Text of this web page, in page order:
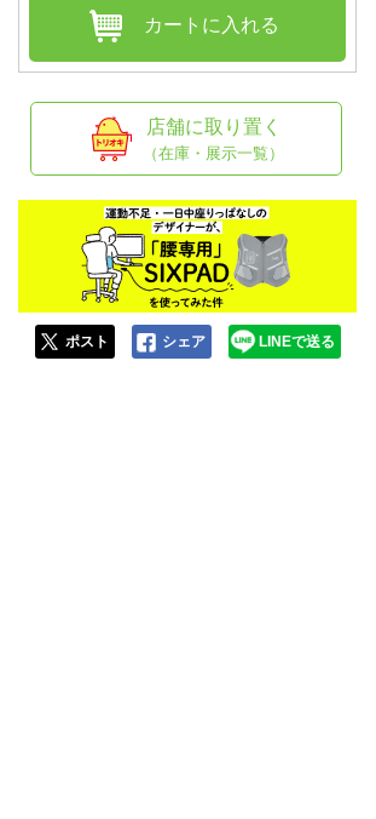
カートに入れる
店舗に取り置く
（在庫・展示一覧）
ポスト シェア LINEで送る